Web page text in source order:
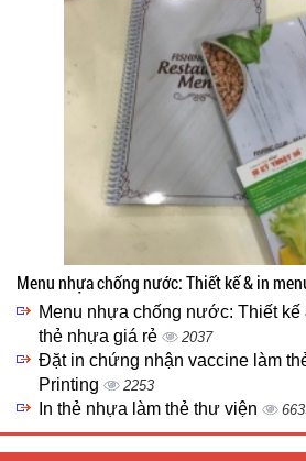
Menu nhựa chống nước: Thiết kế & in
Menu nhựa chống nước: Thiết kế
thẻ nhựa giá rẻ
2037
Đặt in chứng nhận vaccine làm
Printing
2253
In thẻ nhựa làm thẻ thư viện